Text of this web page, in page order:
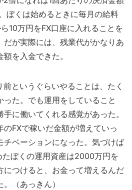
ぼくは始めるときに毎月の給料
10万円をFX口座に入れることを
だが実際には、残業代がかなりあ
を入金できた。
というぐらいやることは、たく
った。でも運用をしていること
に働いてくれる感覚があった。
FXで稼いだ金額が増えていっ
チベーションになった。気づけば
たぼくの運用資産は2000万円を
につけると、お金って増えるんだ
（あっきん）